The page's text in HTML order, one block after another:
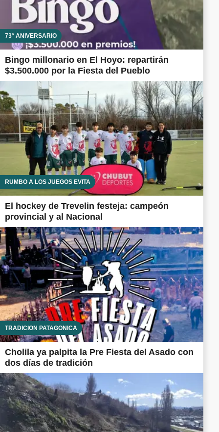
73° ANIVERSARIO
Bingo millonario en El Hoyo: repartirán
$3.500.000 por la Fiesta del Pueblo
RUMBO A LOS JUEGOS EVITA
El hockey de Trevelin festeja: campeón
provincial y al Nacional
TRADICIÓN PATAGÓNICA
Cholila ya palpita la Pre Fiesta del Asado con
dos días de tradición